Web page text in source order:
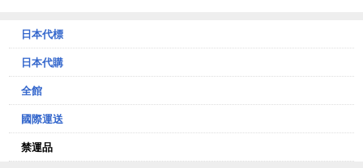
日本代標
日本代購
全館
國際運送
禁運品